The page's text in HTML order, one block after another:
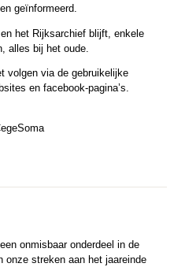
geïnformeerd.
het Rijksarchief blijft, enkele
alles bij het oude.
volgen via de gebruikelijke
en facebook-pagina’s.
onmisbaar onderdeel in de
onze streken aan het jaareinde